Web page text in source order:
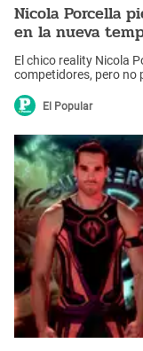
Nicola Porcella
en la nueva
El chico reality Nicola
competidores, pero no
El Popular